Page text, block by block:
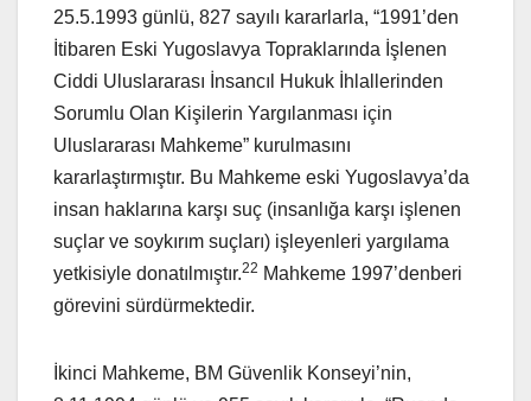
25.5.1993 günlü, 827 sayılı kararlarla, “1991’den
İtibaren Eski Yugoslavya Topraklarında İşlenen
Ciddi Uluslararası İnsancıl Hukuk İhlallerinden
Sorumlu Olan Kişilerin Yargılanması için
Uluslararası Mahkeme” kurulmasını
kararlaştırmıştır. Bu Mahkeme eski Yugoslavya’da
insan haklarına karşı suç (insanlığa karşı işlenen
suçlar ve soykırım suçları) işleyenleri yargılama
yetkisiyle donatılmıştır.22 Mahkeme 1997’denberi
görevini sürdürmektedir.
İkinci Mahkeme, BM Güvenlik Konseyi’nin,